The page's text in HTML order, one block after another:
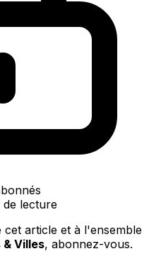
de lecture
article et à l'ensemble
Villes, abonnez-vous.